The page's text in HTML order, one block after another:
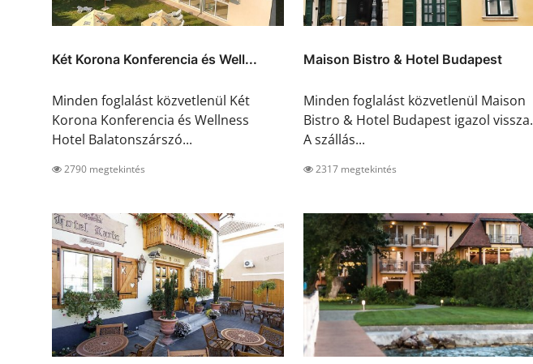
Két Korona Konferencia és Well...
Minden foglalást közvetlenül Két
Korona Konferencia és Wellness
Hotel Balatonszárszó...
2790 megtekintés
Maison Bistro & Hotel Budapest
Minden foglalást közvetlenül Maison
Bistro & Hotel Budapest igazol vissza.
A szállás...
2317 megtekintés